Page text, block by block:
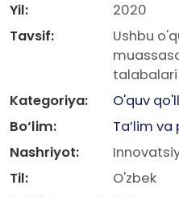
Yil:
2020
Tavsif:
Ushbu
Kategoriya:
O'quv
Bo‘lim:
Ta’lim
Nashriyot:
Til:
O'zbek